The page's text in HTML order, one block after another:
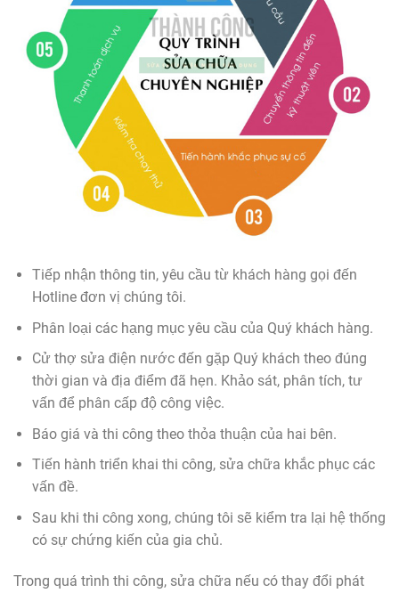
Tiếp nhận thông tin, yêu cầu từ khách hàng gọi đến
Hotline đơn vị chúng tôi.
Phân loại các hạng mục yêu cầu của Quý khách hàng.
Cử thợ sửa điện nước đến gặp Quý khách theo đúng
thời gian và địa điểm đã hẹn. Khảo sát, phân tích, tư
vấn để phân cấp độ công việc.
Báo giá và thi công theo thỏa thuận của hai bên.
Tiến hành triển khai thi công, sửa chữa khắc phục các
vấn đề.
Sau khi thi công xong, chúng tôi sẽ kiểm tra lại hệ thống
có sự chứng kiến của gia chủ.
Trong quá trình thi công, sửa chữa nếu có thay đổi phát